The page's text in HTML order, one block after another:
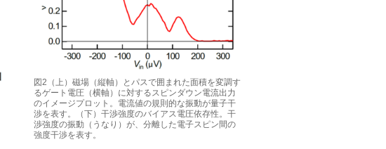
図2（上）磁場（縦軸）とパスで囲まれた面積を変調す
るゲート電圧（横軸）に対するスピンダウン電流出力
のイメージプロット。電流値の規則的な振動が量子干
渉を表す。（下）干渉強度のバイアス電圧依存性。干
渉強度の振動（うなり）が、分離した電子スピン間の
強度干渉を表す。